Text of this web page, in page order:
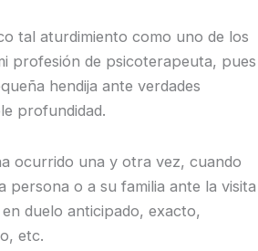
tal aturdimiento como uno de los
profesión de psicoterapeuta, pues
hendija ante verdades
profundidad.
ocurrido una y otra vez, cuando
persona o a su familia ante la visita
duelo anticipado, exacto,
etc.